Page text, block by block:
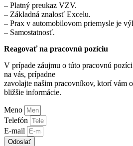
– Platný preukaz VZV.
– Základná znalosť Excelu.
– Prax v automobilovom priemysle je
– Samostatnosť.
Reagovať na pracovnú pozíciu
V prípade záujmu o túto pracovnú
na vás, prípadne
zavolajte našim pracovníkov, ktorí vám
bližšie informácie.
Meno
Telefón
E-mail
Odoslať